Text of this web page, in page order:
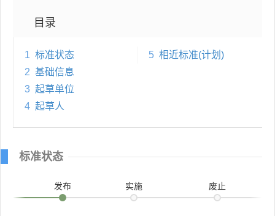
目录
1 标准状态
2 基础信息
3 起草单位
4 起草人
5 相近标准(计划)
标准状态
发布 实施 废止